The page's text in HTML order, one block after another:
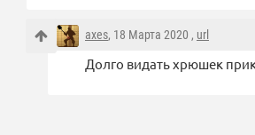
axes, 18 Марта 2020 , url
Долго видать хрюшек